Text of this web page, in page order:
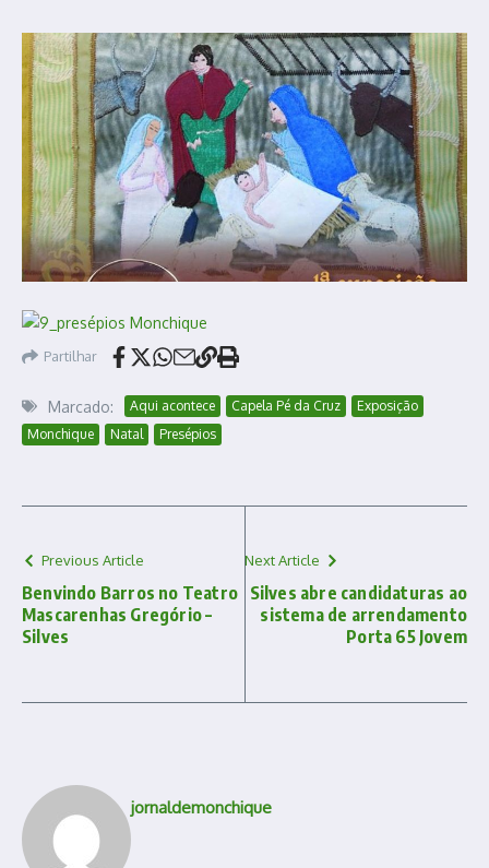
Partilhar
Marcado: Aqui acontece Capela Pé da Cruz
Exposição
Monchique
Natal Presépios
Previous Article
Benvindo Barros no Teatro
Mascarenhas Gregório –
Silves
Next Article
Silves abre candidaturas ao
sistema de arrendamento
Porta 65 Jovem
jornaldemonchique